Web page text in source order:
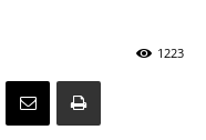
1223